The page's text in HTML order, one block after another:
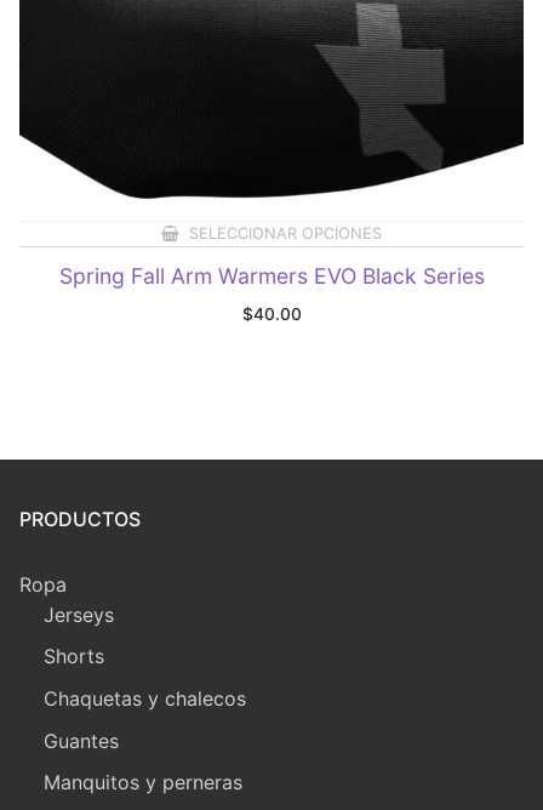
SELECCIONAR OPCIONES
Spring Fall Arm Warmers EVO Black Series
$40.00
PRODUCTOS
Ropa
Jerseys
Shorts
Chaquetas y chalecos
Guantes
Manquitos y perneras